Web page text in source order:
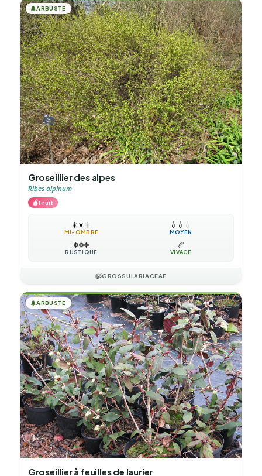
🌲ARBUSTE
Groseillier des alpes
Ribes alpinum
🍎Fruit
☀️☀️☀️
MI-OMBRE
💧 💧 💧
MOYEN
❄️❄️❄️
RUSTIQUE
📏
VIVACE
🍃GROSSULARIACEAE
🌲ARBUSTE
Groseillier à feuilles de laurier